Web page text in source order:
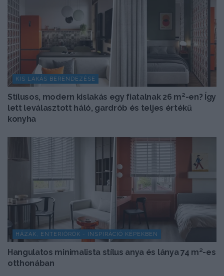
KIS LAKÁS BERENDEZÉSE
Stílusos, modern kislakás egy fiatalnak 26 m²-en? Így
lett leválasztott háló, gardrób és teljes értékű
konyha
HÁZAK, ENTERIŐRÖK - INSPIRÁCIÓ KÉPEKBEN
Hangulatos minimalista stílus anya és lánya 74 m²-es
otthonában